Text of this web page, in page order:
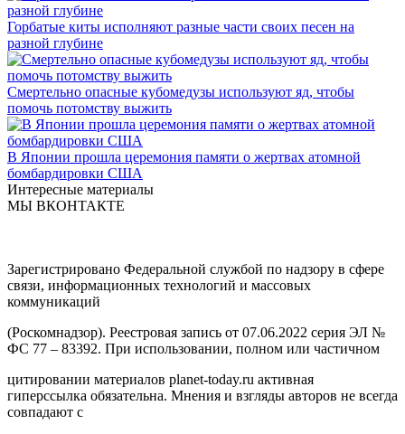
Горбатые киты исполняют разные части своих песен на
разной глубине
Смертельно опасные кубомедузы используют яд, чтобы
помочь потомству выжить
В Японии прошла церемония памяти о жертвах атомной
бомбардировки США
Интересные материалы
МЫ ВКОНТАКТЕ
Зарегистрировано Федеральной службой по надзору в сфере
связи, информационных технологий и массовых
коммуникаций
(Роскомнадзор). Реестровая запись от 07.06.2022 серия ЭЛ №
ФС 77 – 83392. При использовании, полном или частичном
цитировании материалов planet-today.ru активная
гиперссылка обязательна. Мнения и взгляды авторов не всегда
совпадают с